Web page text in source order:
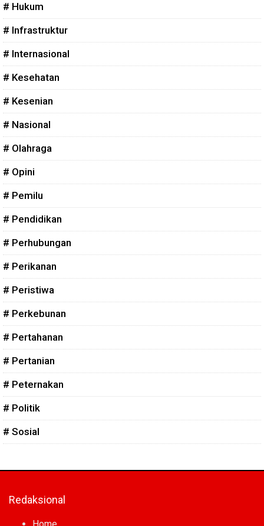
# Hukum
# Infrastruktur
# Internasional
# Kesehatan
# Kesenian
# Nasional
# Olahraga
# Opini
# Pemilu
# Pendidikan
# Perhubungan
# Perikanan
# Peristiwa
# Perkebunan
# Pertahanan
# Pertanian
# Peternakan
# Politik
# Sosial
Redaksional